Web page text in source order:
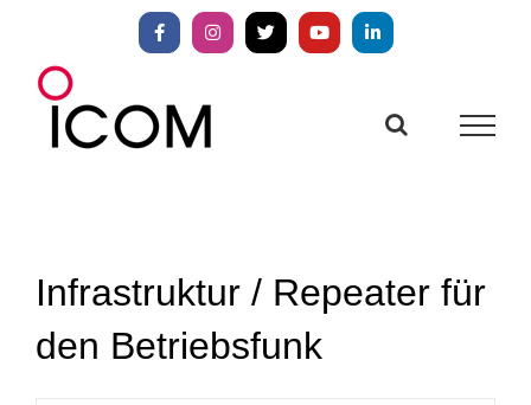
springen
FacebookInstagram
X YouTubeLinkedIn
Infrastruktur / Repeater für
den Betriebsfunk